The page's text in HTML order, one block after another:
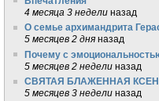
4 месяца 3 недели назад
О семье архимандрита
5 месяцев 2 дня назад
Почему с
5 месяцев 2 недели назад
СВЯТАЯ БЛАЖЕННАЯ
5 месяцев 3 недели назад